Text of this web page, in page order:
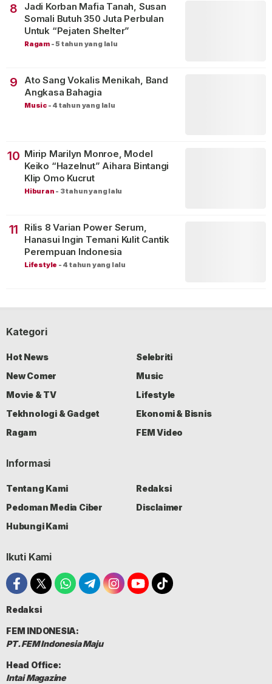
8
Jadi Korban Mafia Tanah, Susan
Somali Butuh 350 Juta Perbulan
Untuk “Pejaten Shelter”
Ragam -5 tahun yang lalu
9
Ato Sang Vokalis Menikah, Band
Angkasa Bahagia
Music - 4 tahun yang lalu
10 Mirip Marilyn Monroe, Model
Keiko “Hazelnut” Aihara Bintangi
Klip Omo Kucrut
Hiburan - 3 tahun yang lalu
11
Rilis 8 Varian Power Serum,
Hanasui Ingin Temani Kulit Cantik
Perempuan Indonesia
Lifestyle - 4 tahun yang lalu
Kategori
Hot News
Selebriti
New Comer
Music
Movie & TV
Lifestyle
Tekhnologi & Gadget
Ekonomi & Bisnis
Ragam
FEM Video
Informasi
Tentang Kami
Redaksi
Pedoman Media Ciber
Disclaimer
Hubungi Kami
Ikuti Kami
Redaksi
FEM INDONESIA:
PT. FEM Indonesia Maju
Head Office:
Intai Magazine